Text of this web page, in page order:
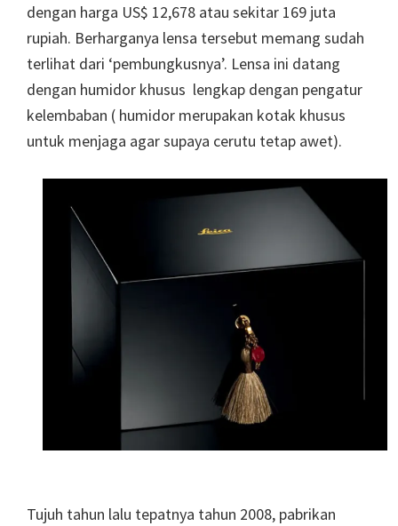
dengan harga US$ 12,678 atau sekitar 169 juta
rupiah. Berharganya lensa tersebut memang sudah
terlihat dari ‘pembungkusnya’. Lensa ini datang
dengan humidor khusus lengkap dengan pengatur
kelembaban ( humidor merupakan kotak khusus
untuk menjaga agar supaya cerutu tetap awet).
Tujuh tahun lalu tepatnya tahun 2008, pabrikan